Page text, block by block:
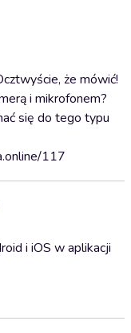
że mówić!
i mikrofonem?
się do tego typu
117
i iOS w aplikacji